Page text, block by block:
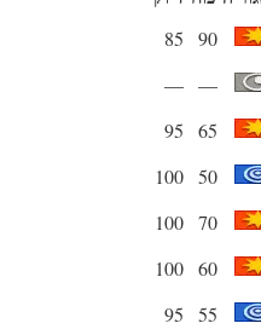
90
85
—
—
65
95
50
100
70
100
60
100
55
95